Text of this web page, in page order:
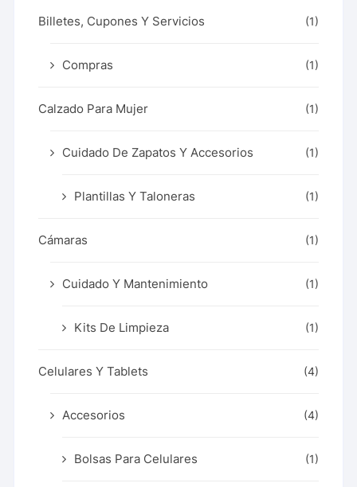
Billetes, Cupones Y Servicios (1)
Compras (1)
Calzado Para Mujer (1)
Cuidado De Zapatos Y Accesorios (1)
Plantillas Y Taloneras (1)
Cámaras (1)
Cuidado Y Mantenimiento (1)
Kits De Limpieza (1)
Celulares Y Tablets (4)
Accesorios (4)
Bolsas Para Celulares (1)